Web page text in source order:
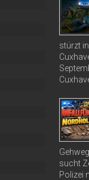
stürzt
sucht
Polizei